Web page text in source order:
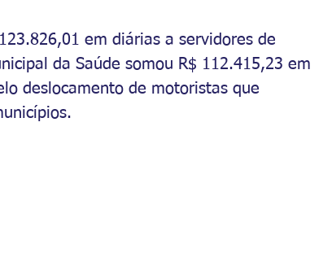
em diárias a servidores de
da Saúde somou R$ 112.415,23 em
deslocamento de motoristas que